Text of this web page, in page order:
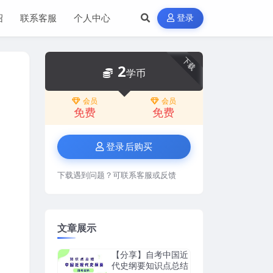
联系客服 个人中心 登录
下载
2学币
会员
免费
会员
免费
登录后购买
下载遇到问题？可联系客服或反馈
文章展示
【分享】自考中国近
代史纲要知识点总结